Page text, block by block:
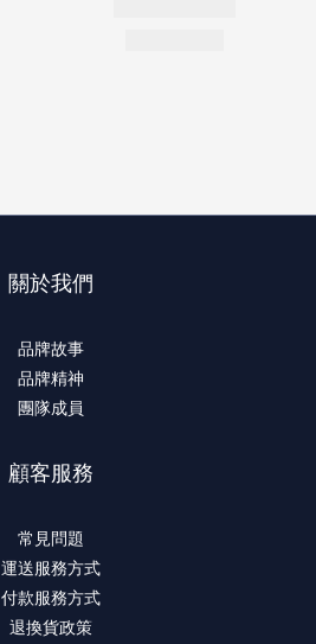
關於我們
品牌故事
品牌精神
團隊成員
顧客服務
常見問題
運送服務方式
付款服務方式
退換貨政策